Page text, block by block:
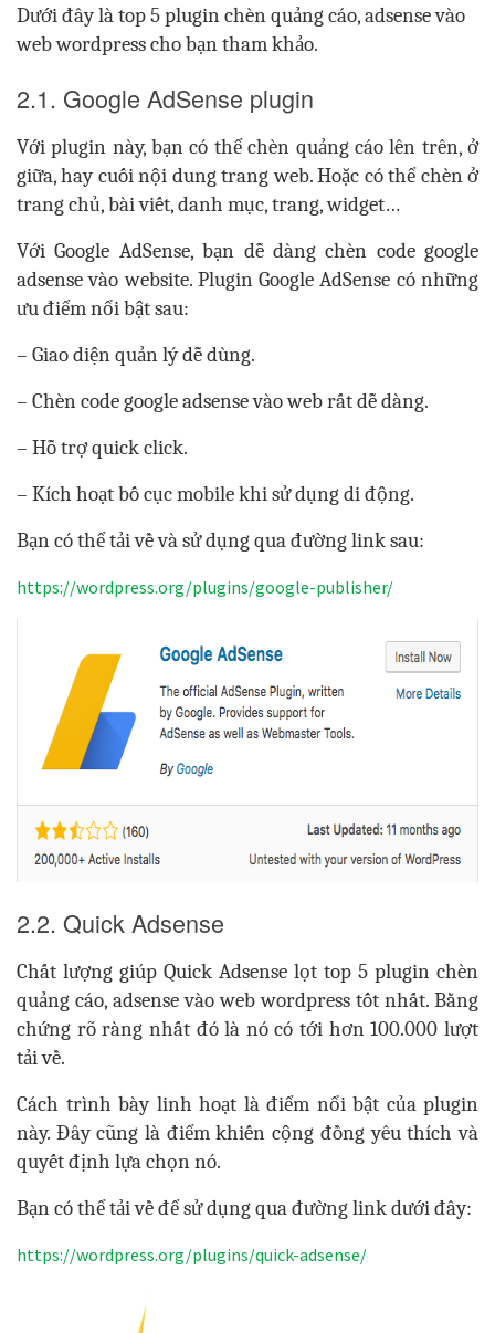
Dưới đây là top 5 plugin chèn quảng cáo, adsense vào
web wordpress cho bạn tham khảo.
2.1. Google AdSense plugin
Với plugin này, bạn có thể chèn quảng cáo lên trên, ở
giữa, hay cuối nội dung trang web. Hoặc có thể chèn ở
trang chủ, bài viết, danh mục, trang, widget…
Với Google AdSense, bạn dễ dàng chèn code google
adsense vào website. Plugin Google AdSense có những
ưu điểm nổi bật sau:
– Giao diện quản lý dễ dùng.
– Chèn code google adsense vào web rất dễ dàng.
– Hỗ trợ quick click.
– Kích hoạt bố cục mobile khi sử dụng di động.
Bạn có thể tải về và sử dụng qua đường link sau:
https://wordpress.org/plugins/google-publisher/
2.2. Quick Adsense
Chất lượng giúp Quick Adsense lọt top 5 plugin chèn
quảng cáo, adsense vào web wordpress tốt nhất. Bằng
chứng rõ ràng nhất đó là nó có tới hơn 100.000 lượt
tải về.
Cách trình bày linh hoạt là điểm nổi bật của plugin
này. Đây cũng là điểm khiến cộng đồng yêu thích và
quyết định lựa chọn nó.
Bạn có thể tải về để sử dụng qua đường link dưới đây:
https://wordpress.org/plugins/quick-adsense/